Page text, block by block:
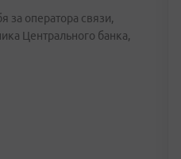
оператора связи,
Центрального банка,